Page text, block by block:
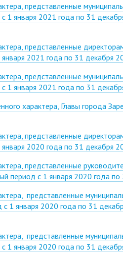
представленные
1 января 2021 года по 31
представленные
2021 года по 31 декабря
представленные
1 января 2021 года по 31
характера, Главы города
представленные
2020 года по 31 декабря
представленные
период с 1 января 2020 года
представленные
1 января 2020 года по 31
представленные
1 января 2020 года по 31